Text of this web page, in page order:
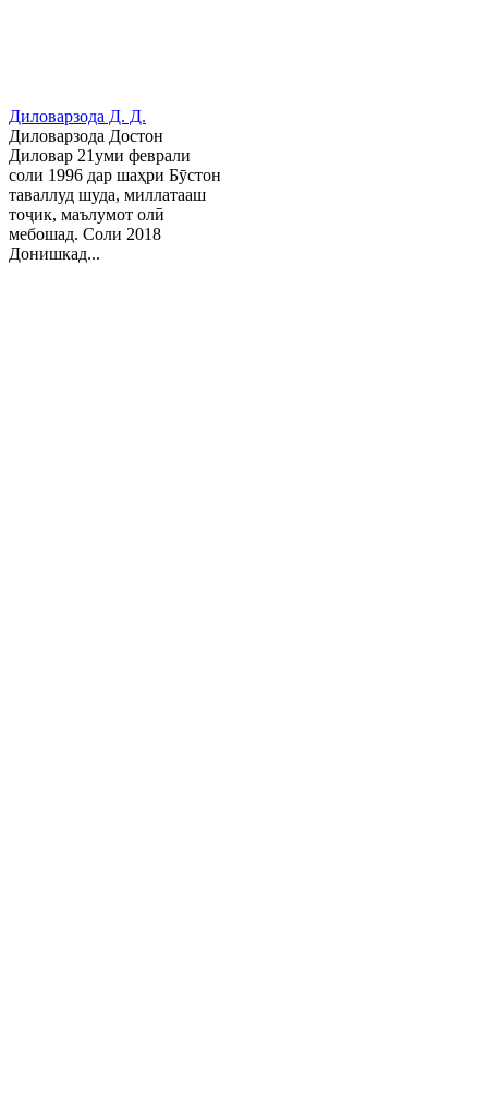
Диловарзода Д. Д.
Диловарзода Достон
Диловар 21уми феврали
соли 1996 дар шаҳри Бӯстон
таваллуд шуда, миллатааш
тоҷик, маълумот олӣ
мебошад. Соли 2018
Донишкад...